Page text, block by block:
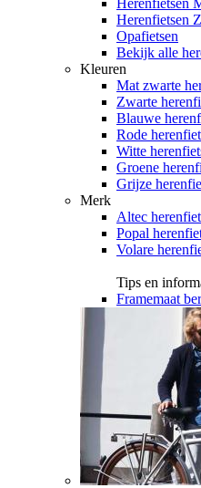
Herenfietsen
Herenfietsen
Opafietsen
Bekijk alle
Kleuren
Mat zwarte
Zwarte
Blauwe
Rode
Witte
Groene
Grijze
Merk
Altec
Popal
Volare
Tips en
Framemaat